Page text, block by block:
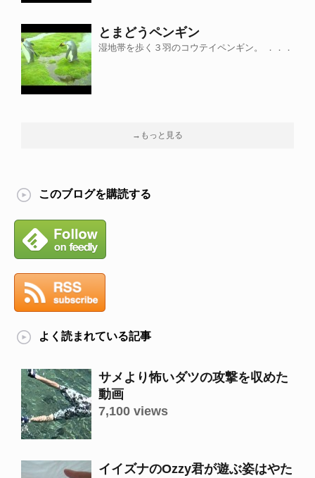
とまどうペンギン
湿地帯を歩く３羽のコウテイペンギン。 ．．．
→もっと見る
このブログを購読する
よく読まれている記事
サメより怖いダツの攻撃を収めた
動画
7,100 views
イイズナのOzzy君が遊ぶ姿はやた